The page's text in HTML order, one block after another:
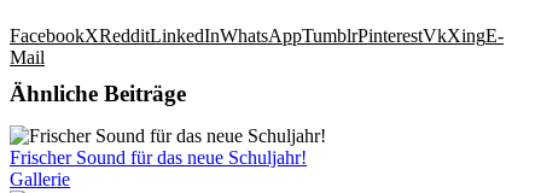
FacebookXRedditLinkedInWhatsAppTumblrPinterestVkXingE-
Mail
Ähnliche Beiträge
Frischer Sound für das neue Schuljahr!
Gallerie